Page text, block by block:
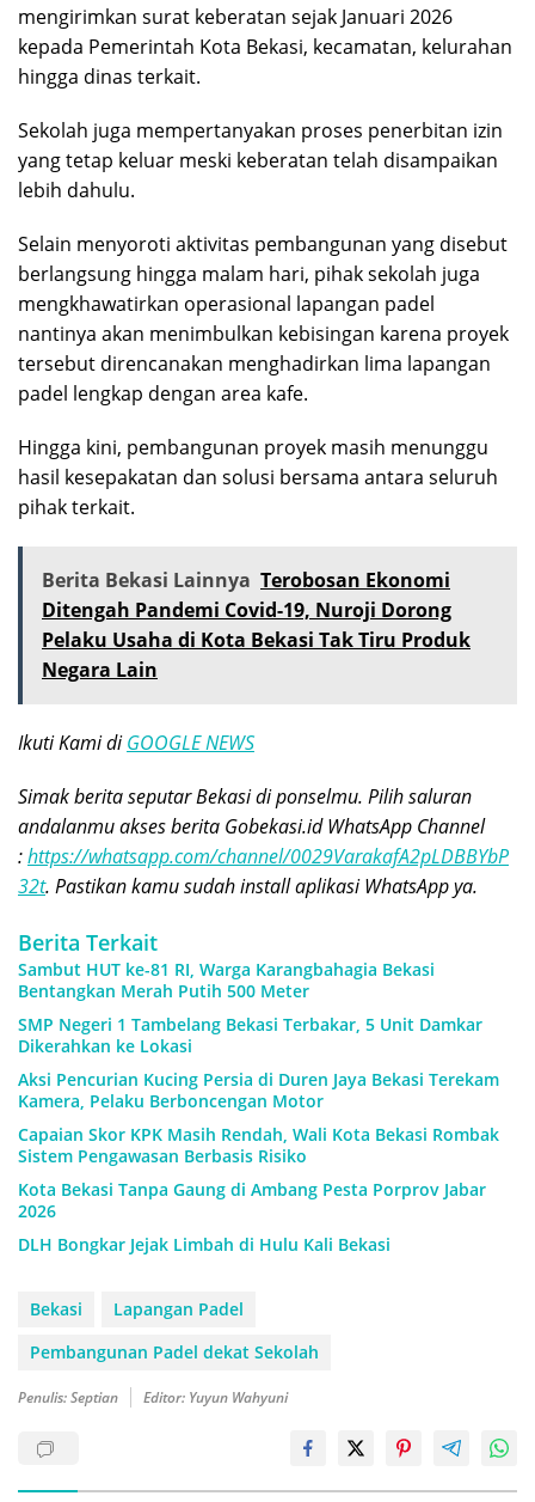
mengirimkan surat keberatan sejak Januari 2026
kepada Pemerintah Kota Bekasi, kecamatan, kelurahan
hingga dinas terkait.
Sekolah juga mempertanyakan proses penerbitan izin
yang tetap keluar meski keberatan telah disampaikan
lebih dahulu.
Selain menyoroti aktivitas pembangunan yang disebut
berlangsung hingga malam hari, pihak sekolah juga
mengkhawatirkan operasional lapangan padel
nantinya akan menimbulkan kebisingan karena proyek
tersebut direncanakan menghadirkan lima lapangan
padel lengkap dengan area kafe.
Hingga kini, pembangunan proyek masih menunggu
hasil kesepakatan dan solusi bersama antara seluruh
pihak terkait.
Berita Bekasi Lainnya Terobosan Ekonomi
Ditengah Pandemi Covid-19, Nuroji Dorong
Pelaku Usaha di Kota Bekasi Tak Tiru Produk
Negara Lain
Ikuti Kami diGOOGLE NEWS
Simak berita seputar Bekasi di ponselmu. Pilih saluran
andalanmu akses berita Gobekasi.id WhatsApp Channel
:https://whatsapp.com/channel/0029VarakafA2pLDBBYbP
32t. Pastikan kamu sudah install aplikasi WhatsApp ya.
Berita Terkait
Sambut HUT ke-81 RI, Warga Karangbahagia Bekasi
Bentangkan Merah Putih 500 Meter
SMP Negeri 1 Tambelang Bekasi Terbakar, 5 Unit Damkar
Dikerahkan ke Lokasi
Aksi Pencurian Kucing Persia di Duren Jaya Bekasi Terekam
Kamera, Pelaku Berboncengan Motor
Capaian Skor KPK Masih Rendah, Wali Kota Bekasi Rombak
Sistem Pengawasan Berbasis Risiko
Kota Bekasi Tanpa Gaung di Ambang Pesta Porprov Jabar
2026
DLH Bongkar Jejak Limbah di Hulu Kali Bekasi
Bekasi
Lapangan Padel
Pembangunan Padel dekat Sekolah
Penulis: Septian Editor: Yuyun Wahyuni